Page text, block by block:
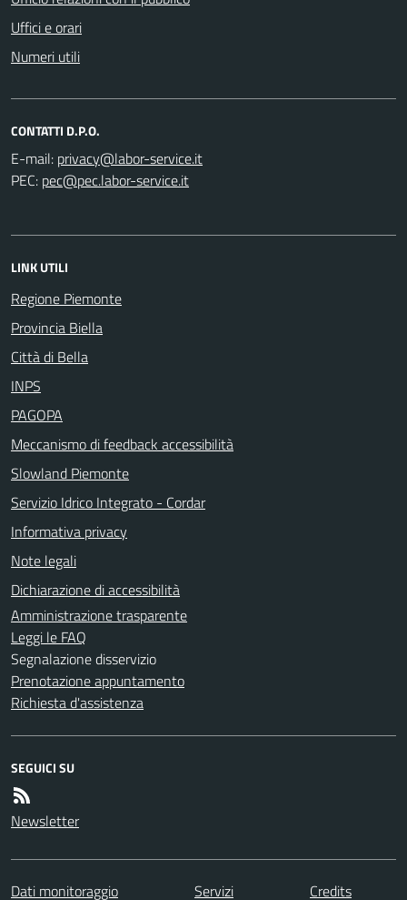
Uffici e orari
Numeri utili
CONTATTI D.P.O.
E-mail:
PEC:
LINK UTILI
Regione Piemonte
Provincia Biella
Città di Bella
INPS
PAGOPA
Meccanismo di feedback accessibilità
Slowland Piemonte
Servizio Idrico Integrato - Cordar
Informativa privacy
Note legali
Dichiarazione di accessibilità
Amministrazione trasparente
Leggi le FAQ
Segnalazione disservizio
Prenotazione appuntamento
Richiesta d'assistenza
SEGUICI SU
Newsletter
Dati monitoraggio Servizi Credits